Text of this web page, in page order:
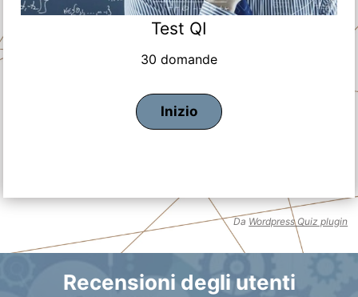
Test QI
30 domande
Da Wordpress Quiz plugin
Recensioni degli utenti